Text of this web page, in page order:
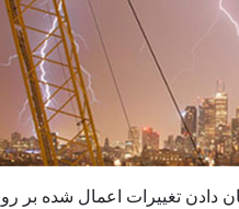
دادن تغییرات اعمال شده بر